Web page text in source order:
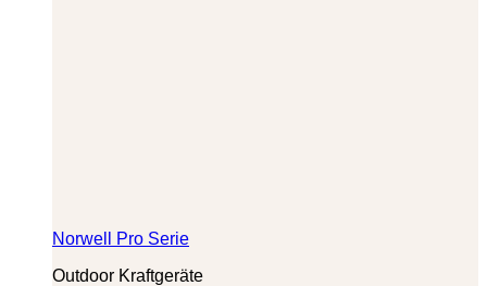
Norwell Pro Serie
Outdoor Kraftgeräte